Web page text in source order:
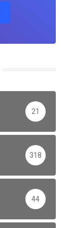
21
318
44